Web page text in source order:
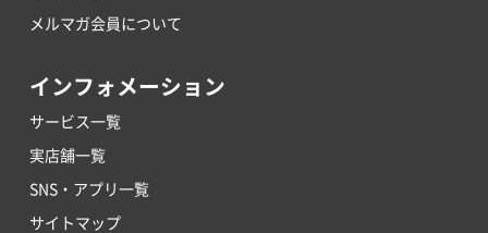
メルマガ会員について
インフォメーション
サービス一覧
実店舗一覧
SNS・アプリ一覧
サイトマップ